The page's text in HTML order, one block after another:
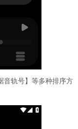
音轨号】等多种排序方